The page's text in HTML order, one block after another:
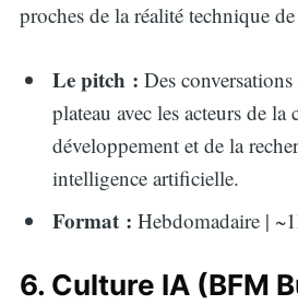
proches de la réalité technique
Le pitch : Des conversations
plateau avec les acteurs de la
développement et de la
intelligence artificielle.
Format : Hebdomadaire |
6. Culture IA (BFM